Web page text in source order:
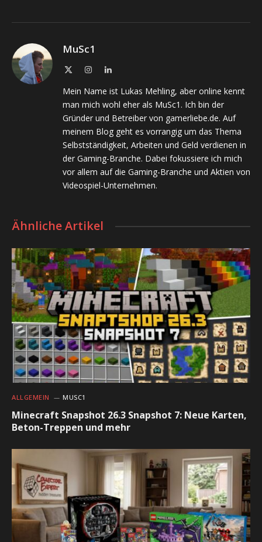
MuSc1
InstagramLinkedIn
Mein Name ist Lukas Mehling, aber online kennt
man mich wohl eher als MuSc1. Ich bin der
Gründer und Betreiber von gamerliebe.de. Auf
meinem Blog geht es vorrangig um das Thema
Selbstständigkeit, Arbeiten und Geld verdienen in
der Gaming-Branche. Dabei fokussiere ich mich
vor allem auf die Gaming-Branche und Aktien von
Videospiel-Unternehmen.
Ähnliche Artikel
ALLGEMEIN MUSC1
Minecraft Snapshot 26.3 Snapshot 7: Neue Karten,
Beton-Treppen und mehr